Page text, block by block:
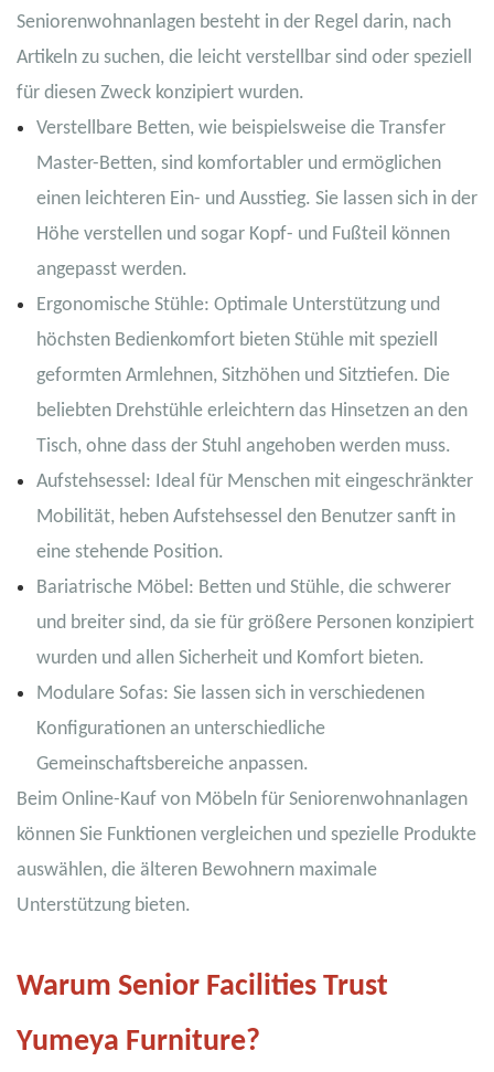
Seniorenwohnanlagen besteht in der Regel darin, nach
Artikeln zu suchen, die leicht verstellbar sind oder speziell
für diesen Zweck konzipiert wurden.
Verstellbare Betten, wie beispielsweise die Transfer
Master-Betten, sind komfortabler und ermöglichen
einen leichteren Ein- und Ausstieg. Sie lassen sich in der
Höhe verstellen und sogar Kopf- und Fußteil können
angepasst werden.
Ergonomische Stühle: Optimale Unterstützung und
höchsten Bedienkomfort bieten Stühle mit speziell
geformten Armlehnen, Sitzhöhen und Sitztiefen. Die
beliebten Drehstühle erleichtern das Hinsetzen an den
Tisch, ohne dass der Stuhl angehoben werden muss.
Aufstehsessel: Ideal für Menschen mit eingeschränkter
Mobilität, heben Aufstehsessel den Benutzer sanft in
eine stehende Position.
Bariatrische Möbel: Betten und Stühle, die schwerer
und breiter sind, da sie für größere Personen konzipiert
wurden und allen Sicherheit und Komfort bieten.
Modulare Sofas: Sie lassen sich in verschiedenen
Konfigurationen an unterschiedliche
Gemeinschaftsbereiche anpassen.
Beim Online-Kauf von Möbeln für Seniorenwohnanlagen
können Sie Funktionen vergleichen und spezielle Produkte
auswählen, die älteren Bewohnern maximale
Unterstützung bieten.
Warum Senior Facilities Trust
Yumeya Furniture?